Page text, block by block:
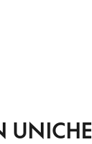
UNICHE